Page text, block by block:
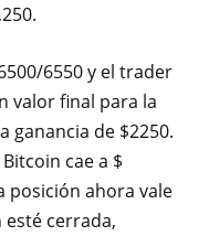
6550 y el trader
valor final para la
ganancia de $2250.
cae a $
posición ahora vale
esté cerrada,